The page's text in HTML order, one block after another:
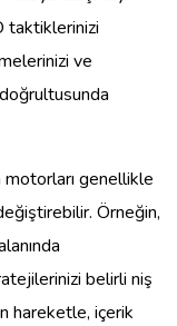
taktiklerinizi
ve
genellikle
Örneğin,
belirli niş
hareketle, içerik